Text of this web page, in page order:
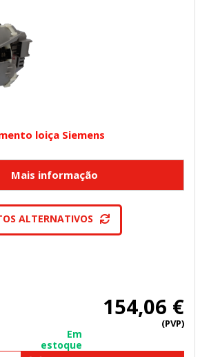
loiça Siemens
ALTERNATIVOS
154,06 €
(PVP)
Em
estoque